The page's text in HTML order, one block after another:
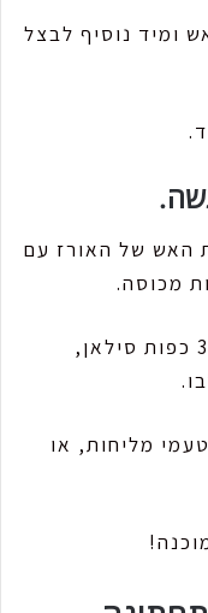
ומיד נוסיף לבצל
את האש של האורז עם
נוסיף את הבצל המטוגן לסיר ו 3-4 כפות סילאן,
מליחות, או